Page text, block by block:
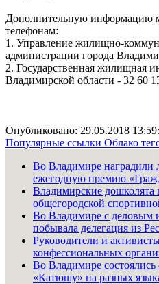
Дополнительную информацию
телефонам:
1. Управление жилищно-
администрации города
2. Государственная жилищная
Владимирской области - 32 60
Опубликовано: 29.05.2018
Популярные ссылки Облако
Во Владимире
ежегодную премию
Владимирские дошколята
общегородской
Во Владимире с деловым
побывала делегация из
Руководители и
конфессиональных
Во Владимире
«Катюшу» на разных